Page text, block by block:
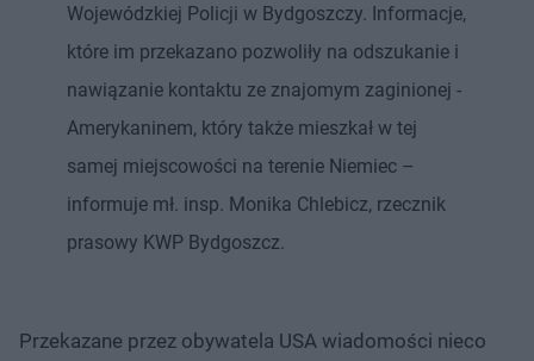
Wojewódzkiej Policji w Bydgoszczy. Informacje,
które im przekazano pozwoliły na odszukanie i
nawiązanie kontaktu ze znajomym zaginionej -
Amerykaninem, który także mieszkał w tej
samej miejscowości na terenie Niemiec –
informuje mł. insp. Monika Chlebicz, rzecznik
prasowy KWP Bydgoszcz.
Przekazane przez obywatela USA wiadomości nieco